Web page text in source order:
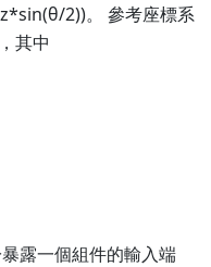
2))。 參考座標系
其中
露一個組件的輸入端